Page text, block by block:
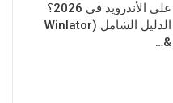
على الأندرويد في 2026؟
الدليل الشامل (Winlator
&…